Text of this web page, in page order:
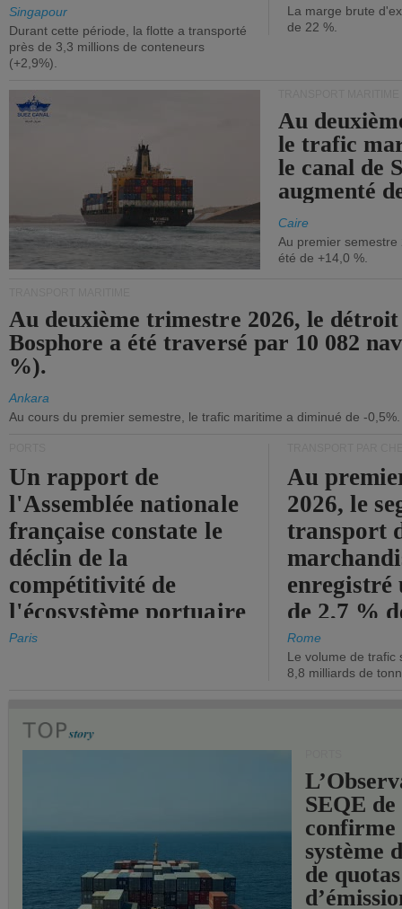
Singapour
Durant cette période, la flotte a transporté
près de 3,3 millions de conteneurs
(+2,9%).
La marge brute
de 22 %.
Au
le trafic
le canal de
augmenté
Caire
Au premier
été de +14,0 %.
Au deuxième trimestre 2026, le
Bosphore a été traversé par 10 082
%).
Ankara
Au cours du premier semestre, le trafic maritime a diminué de -0,5%.
Un rapport de
l'Assemblée nationale
française constate le
déclin de la
compétitivité de
l'écosystème portuaire
de l'État.
Paris
Au
2026, le
transport
enregistré
de 2,7 %
chiffre
Rome
Le volume de trafic
8,8 milliards de
SEQE de
confirme
système
de quotas